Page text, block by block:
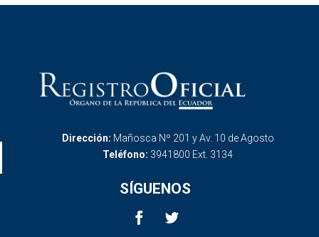
Dirección: Mañosca Nº 201 y Av. 10 de Agosto
Teléfono: 3941800 Ext. 3134
SÍGUENOS